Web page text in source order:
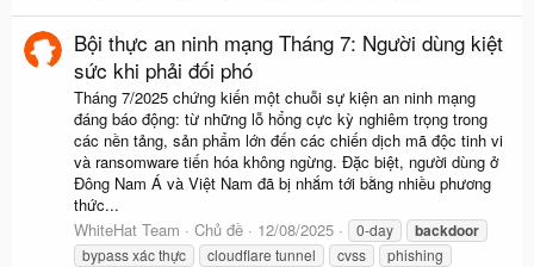
Bội thực an ninh mạng Tháng 7: Người dùng kiệt
sức khi phải đối phó
Tháng 7/2025 chứng kiến một chuỗi sự kiện an ninh mạng
đáng báo động: từ những lỗ hổng cực kỳ nghiêm trọng trong
các nền tảng, sản phẩm lớn đến các chiến dịch mã độc tinh vi
và ransomware tiến hóa không ngừng. Đặc biệt, người dùng ở
Đông Nam Á và Việt Nam đã bị nhắm tới bằng nhiều phương
thức...
WhiteHat Team
Chủ đề 12/08/2025 0-day backdoor
bypass xác thực cloudflare tunnel cvss
phishing